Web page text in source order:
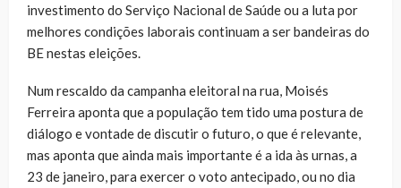
investimento do Serviço Nacional de Saúde ou a luta por
melhores condições laborais continuam a ser bandeiras do
BE nestas eleições.
Num rescaldo da campanha eleitoral na rua, Moisés
Ferreira aponta que a população tem tido uma postura de
diálogo e vontade de discutir o futuro, o que é relevante,
mas aponta que ainda mais importante é a ida às urnas, a
23 de janeiro, para exercer o voto antecipado, ou no dia